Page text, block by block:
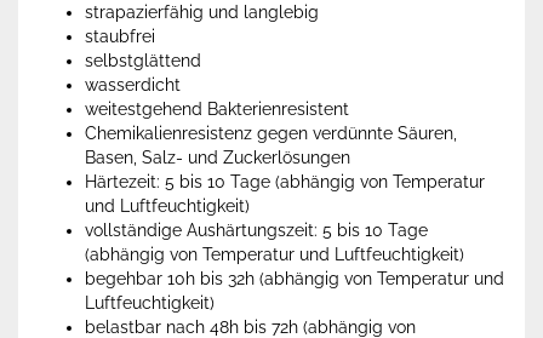
strapazierfähig und langlebig
staubfrei
selbstglättend
wasserdicht
weitestgehend Bakterienresistent
Chemikalienresistenz gegen verdünnte Säuren,
Basen, Salz- und Zuckerlösungen
Härtezeit: 5 bis 10 Tage (abhängig von Temperatur
und Luftfeuchtigkeit)
vollständige Aushärtungszeit: 5 bis 10 Tage
(abhängig von Temperatur und Luftfeuchtigkeit)
begehbar 10h bis 32h (abhängig von Temperatur und
Luftfeuchtigkeit)
belastbar nach 48h bis 72h (abhängig von